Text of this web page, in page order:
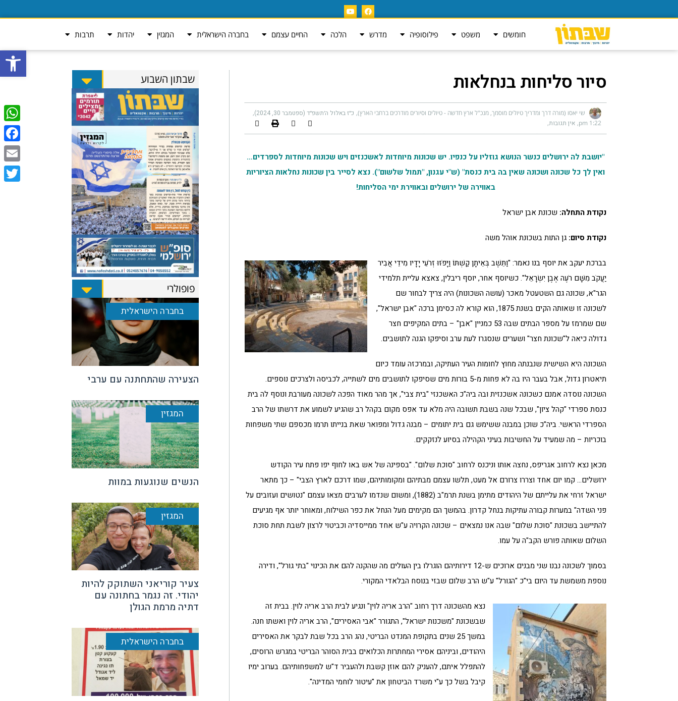
פתח
חומשים משפט פילוסופיה מדרש הלכה החיים עצמם בחברה הישראלית המגזין יהדות תרבות
סיור סליחות בנחלאות
שי יאסו (מורה דרך ומדריך טיולים מוסמך, מנכ"ל ארץ חדשה - טיולים וסיורים מודרכים ברחבי הארץ) כ״ז באלול ה׳תשפ״ד (ספטמבר 30, 2024)
1:22 pm אין תגובות
"יושבת לה ירושלים כנשר הנושא גוזליו על כנפיו. יש שכונות מיוחדות לאשכנזים ויש שכונות מיוחדות לספרדים…
ואין לך כל שכונה ושכונה שאין בה בית כנסת" (ש"י עגנון, "תמול שלשום"). נצא לסייר בין שכונות נחלאות הציוריות
באווירה של ירושלים ובאווירת ימי הסליחות!
נקודת התחלה: שכונת אבן ישראל
נקודת סיום: גן התות בשכונת אוהל משה
בברכת יעקב את יוסף בנו נאמר: "וַתֵּשֶׁב בְּאֵיתָן קַשְׁתּוֹ וַיָּפֹזּוּ זְרֹעֵי יָדָיו מִידֵי אֲבִיר
יַעֲקֹב מִשָּׁם רֹעֶה אֶבֶן יִשְׂרָאֵל". כשיוסף אחר, יוסף ריבלין, צאצא עליית תלמידי
הגר"א, שכונה גם השטעטל מאכר (עושה השכונות) היה צריך לבחור שם
לשכונה זו שאותה הקים בשנת 1875, הוא קורא לה כסימן ברכה "אבן ישראל",
שם שמרמז על מספר הבתים שבה 53 כמניין "אבן" – בתים המקיפים חצר
גדולה כיאה ל"שכונת חצר" ושערים שנסגרו לעת ערב וסיפקו הגנה לתושבים.
השכונה היא השישית שנבנתה מחוץ לחומות העיר העתיקה, ובמרכזה עומד כיום
תיאטרון גדול, אבל בעבר היו בה לא פחות מ-5 בורות מים שסיפקו לתושבים מים לשתייה, לכביסה ולצרכים נוספים.
השכונה נוסדה אמנם כשכונה אשכנזית ובה ביה"כ האשכנזי "בית צבי", אך מהר מאוד הפכה לשכונה מעורבת ונוסף לה בית
כנסת ספרדי "קהל ציון", שבכל שנה בשבת תשובה היה מלא עד אפס מקום בקהל רב שהגיע לשמוע את דרשתו של הרב
הספרדי הראשי. ביה"כ שוכן במבנה ששימש גם בית יתומים – מבנה גדול ומפואר שאת בנייתו תרמו מכספם שתי משפחות
בוכריות – מה שמעיד על החשיבות בעיני הקהילה בסיוע לנזקקים.
מכאן נצא לרחוב אגריפס, נחצה אותו וניכנס לרחוב "סוכת שלום". "בספינה של אש באו לחוף יפו פתח עיר הקודש
ירושלים… קמו יום אחד וצררו צרורם אל מעט, תלשו עצמם מבתיהם ומקומותיהם, שמו דרכם לארץ הצבי" – כך מתאר
ישראל זרחי את עלייתם של היהודים מתימן בשנת תרמ"ב (1882), ומשום שנדמו לערבים מצאו עצמם "נטושים ועזובים על
פני השדה" במערות קבורה עתיקות בנחל קדרון. בהמשך הם מקימים מעל הנחל את כפר השילוח, ומאוחר יותר אף מגיעים
להתיישב בשכונת "סוכת שלום" שבה אנו נמצאים – שכונה הקרויה ע"ש אחד ממייסדיה וכביטוי לרצון לשבת תחת סוכת
השלום שאותה פורש הקב"ה על עמו.
בסמוך לשכונה נבנו שני מבנים ארוכים ש-12 דירותיהם הוגרלו בין העולים מה שהקנה להם את הכינוי "בתי גורל", ודירה
נוספת משמשת עד היום בי"כ "הגורל" ע"ש הרב שלום שבזי בנוסח הבלאדי המקורי.
נצא מהשכונה דרך רחוב "הרב אריה לוין" ונגיע לבית הרב אריה לוין. בבית זה
שבשכונת "משכנות ישראל", התגורר "אבי האסירים", הרב אריה לוין ואשתו חנה.
במשך 25 שנים בתקופת המנדט הבריטי, נהג הרב בכל שבת לבקר את האסירים
היהודים, וביניהם אסירי המחתרות הכלואים בבית הסוהר הבריטי במגרש הרוסים,
להתפלל איתם, להעניק להם אוזן קשבת ולהעביר ד"ש למשפחותיהם. בערוב ימיו
קיבל בשל כך ע"י משרד הביטחון את "עיטור לוחמי המדינה".
שבתון השבוע
פופולרי
בחברה הישראלית
הצעירה שהתחתנה עם ערבי
המגזין
הנשים שנוגעות במוות
המגזין
צעיר קוריאני השתוקק להיות
יהודי. זה נגמר בחתונה עם
דתיה מרמת הגולן
בחברה הישראלית
Email